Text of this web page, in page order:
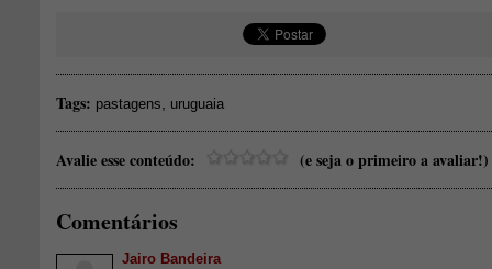
Tags: pastagens uruguaia
Avalie esse conteúdo: (e seja o primeiro a avaliar!)
Comentários
Jairo Bandeira